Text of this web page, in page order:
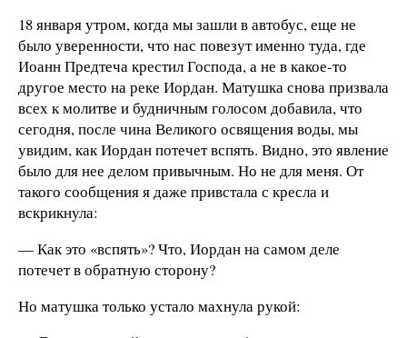
18 января утром, когда мы зашли в автобус, еще не
было уверенности, что нас повезут именно туда, где
Иоанн Предтеча крестил Господа, а не в какое-то
другое место на реке Иордан. Матушка снова призвала
всех к молитве и будничным голосом добавила, что
сегодня, после чина Великого освящения воды, мы
увидим, как Иордан потечет вспять. Видно, это явление
было для нее делом привычным. Но не для меня. От
такого сообщения я даже привстала с кресла и
вскрикнула:
— Как это «вспять»? Что, Иордан на самом деле
потечет в обратную сторону?
Но матушка только устало махнула рукой: